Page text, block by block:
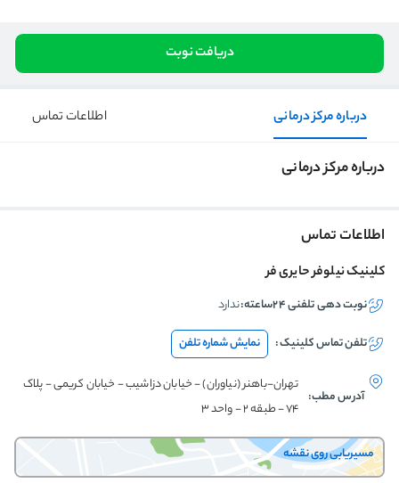
دریافت نوبت
درباره مرکز درمانی اطلاعات تماس
درباره مرکز درمانی
اطلاعات تماس
کلینیک نیلوفر حایری فر
نوبت دهی تلفنی ۲۴ساعته: ندارد
تلفن تماسکلینیک: نمایش شماره تلفن
آدرس مطب:
تهران-باهنر (نیاوران) - خیابان دزاشیب - خیابان کریمی - پلاک
74 - طبقه 2 - واحد 3
مسیریابی روی نقشه